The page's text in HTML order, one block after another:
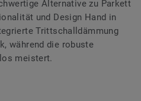
Alternative zu Parkett
und Design Hand in
Trittschalldämmung
während die robuste
meistert.